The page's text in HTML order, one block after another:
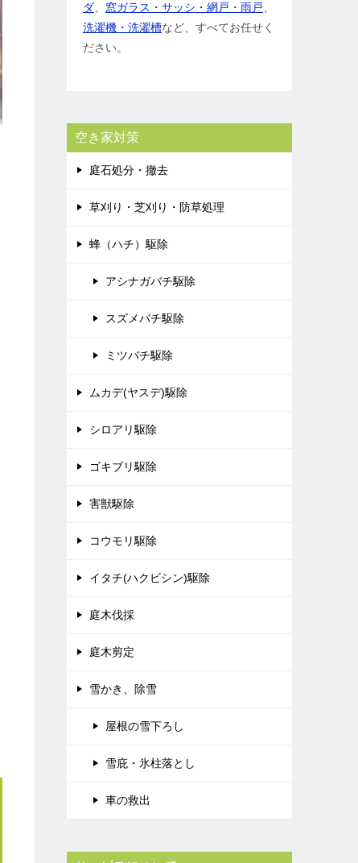
ダ
窓ガラス・サッシ・網戸・雨戸
洗濯機・洗濯槽など、すべてお任せく
ださい。
空き家対策
庭石処分・撤去
草刈り・芝刈り・防草処理
蜂（ハチ）駆除
アシナガバチ駆除
スズメバチ駆除
ミツバチ駆除
ムカデ(ヤスデ)駆除
シロアリ駆除
ゴキブリ駆除
害獣駆除
コウモリ駆除
イタチ(ハクビシン)駆除
庭木伐採
庭木剪定
雪かき、除雪
屋根の雪下ろし
雪庇・氷柱落とし
車の救出